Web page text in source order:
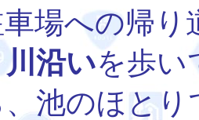
場への帰り
川沿いを歩い
池のほと